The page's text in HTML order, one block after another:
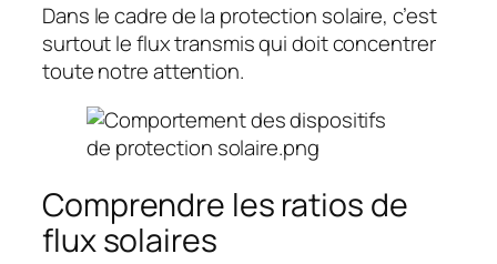
Dans le cadre de la protection solaire, c’est
surtout le flux transmis qui doit concentrer
toute notre attention.
Comprendre les ratios de
flux solaires